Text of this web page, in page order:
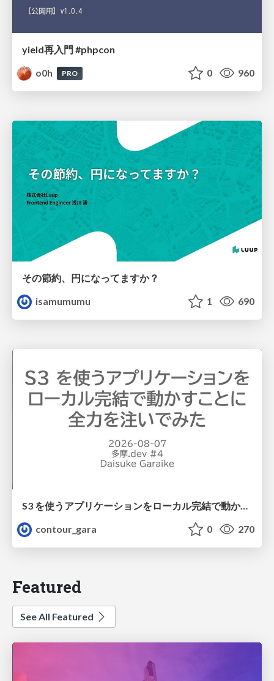
yield再入門 #phpcon
o0h
PRO 0 960
その節約、円になってますか？
isamumumu
1 690
S3 を使うアプリケーションをローカル完結で動かすことに全力を注いでみた / Running S3 Apps Offline
contour_gara
0 270
Featured
See All Featured